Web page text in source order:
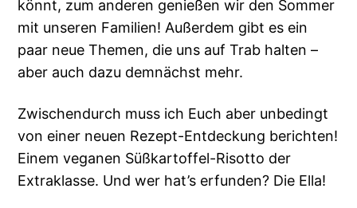
könnt, zum anderen genießen wir den Sommer
mit unseren Familien! Außerdem gibt es ein
paar neue Themen, die uns auf Trab halten –
aber auch dazu demnächst mehr.
Zwischendurch muss ich Euch aber unbedingt
von einer neuen Rezept-Entdeckung berichten!
Einem veganen Süßkartoffel-Risotto der
Extraklasse. Und wer hat’s erfunden? Die Ella!